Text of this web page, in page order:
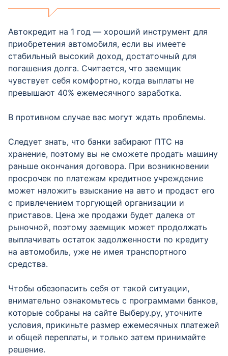
Автокредит на 1 год — хороший инструмент для
приобретения автомобиля, если вы имеете
стабильный высокий доход, достаточный для
погашения долга. Считается, что заемщик
чувствует себя комфортно, когда выплаты не
превышают 40% ежемесячного заработка.
В противном случае вас могут ждать проблемы.
Следует знать, что банки забирают ПТС на
хранение, поэтому вы не сможете продать машину
раньше окончания договора. При возникновении
просрочек по платежам кредитное учреждение
может наложить взыскание на авто и продаст его
с привлечением торгующей организации и
приставов. Цена же продажи будет далека от
рыночной, поэтому заемщик может продолжать
выплачивать остаток задолженности по кредиту
на автомобиль, уже не имея транспортного
средства.
Чтобы обезопасить себя от такой ситуации,
внимательно ознакомьтесь с программами банков,
которые собраны на сайте Выберу.ру, уточните
условия, прикиньте размер ежемесячных платежей
и общей переплаты, и только затем принимайте
решение.